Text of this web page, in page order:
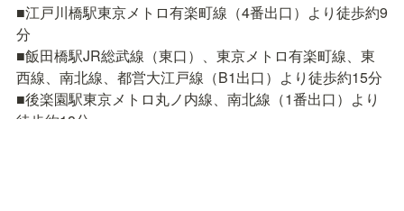
■江戸川橋駅東京メトロ有楽町線（4番出口）より徒歩約9
分
■飯田橋駅JR総武線（東口）、東京メトロ有楽町線、東
西線、南北線、都営大江戸線（B1出口）より徒歩約15分
■後楽園駅東京メトロ丸ノ内線、南北線（1番出口）より
徒歩約18分